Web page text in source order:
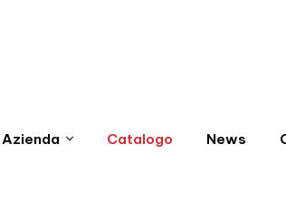
Azienda Catalogo News